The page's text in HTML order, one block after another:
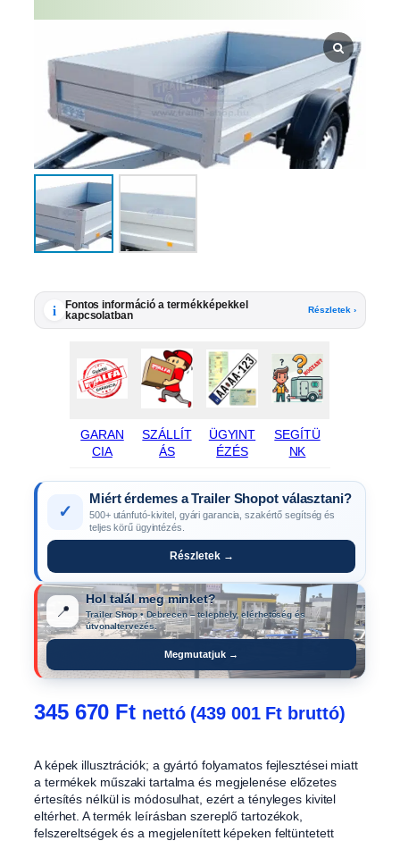
i
Fontos információ a termékképekkel
kapcsolatban
Részletek ›
GARAN
CIA
SZÁLLÍT
ÁS
ÜGYINT
ÉZÉS
SEGÍTÜ
NK
✓
Miért érdemes a Trailer Shopot választani?
500+ utánfutó-kivitel, gyári garancia, szakértő segítség és
teljes körű ügyintézés.
Részletek →
📍
Hol talál meg minket?
Trailer Shop • Debrecen – telephely, elérhetőség és
útvonaltervezés.
Megmutatjuk →
345 670 Ft nettó (439 001 Ft bruttó)
A képek illusztrációk; a gyártó folyamatos fejlesztései miatt
a termékek műszaki tartalma és megjelenése előzetes
értesítés nélkül is módosulhat, ezért a tényleges kivitel
eltérhet. A termék leírásban szereplő tartozékok,
felszereltségek és a megjelenített képeken feltüntetett